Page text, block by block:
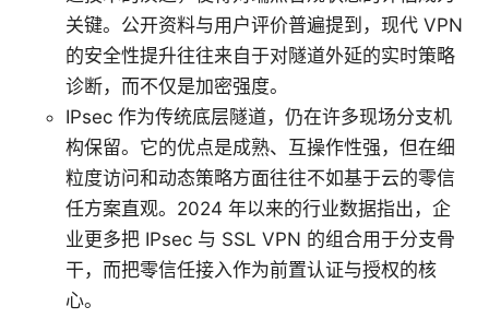
关键。公开资料与用户评价普遍提到，现代 VPN
的安全性提升往往来自于对隧道外延的实时策略
诊断，而不仅是加密强度。
IPsec 作为传统底层隧道，仍在许多现场分支机
构保留。它的优点是成熟、互操作性强，但在细
粒度访问和动态策略方面往往不如基于云的零信
任方案直观。2024 年以来的行业数据指出，企
业更多把 IPsec 与 SSL VPN 的组合用于分支骨
干，而把零信任接入作为前置认证与授权的核
心。